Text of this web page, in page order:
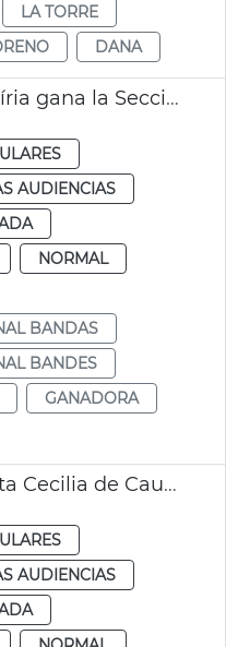
LA TORRE
DANA
Banda Primitiva de Llíria gana la Sección de Honor del CIBM
AUDIENCIAS
NORMAL
BANDAS
BANDES
GANADORA
La Unión Musical Santa Cecilia de Caudete, ganadora sección segunda Certamen Internacional Bandas Ciudad de València
AUDIENCIAS